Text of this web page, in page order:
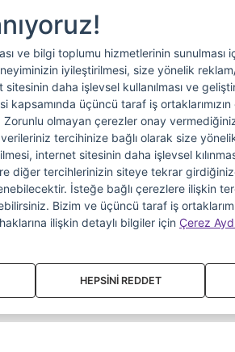
ve bilgi toplumu hizmetlerinin sunulması
iyileştirilmesi, size yönelik
daha işlevsel kullanılması ve
kapsamında üçüncü taraf iş
Zorunlu olmayan çerezler onay
verileriniz tercihinize bağlı olarak size
internet sitesinin daha işlevsel
diğer tercihlerinizin siteye tekrar
İsteğe bağlı çerezlere ilişkin
Bizim ve üçüncü taraf iş
ilişkin detaylı bilgiler için Çerez
HEPSİNİ REDDET